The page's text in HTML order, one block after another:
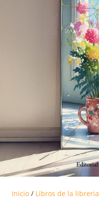
Inicio / Libros de la libreria